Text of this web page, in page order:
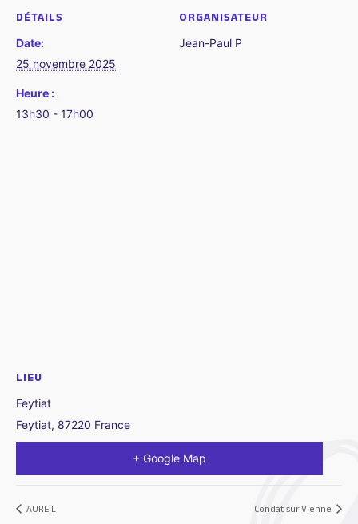
DÉTAILS
Date:
25 novembre 2025
Heure :
13h30 - 17h00
ORGANISATEUR
Jean-Paul P
LIEU
Feytiat
Feytiat, 87220 France
+ Google Map
AUREIL Condat sur Vienne